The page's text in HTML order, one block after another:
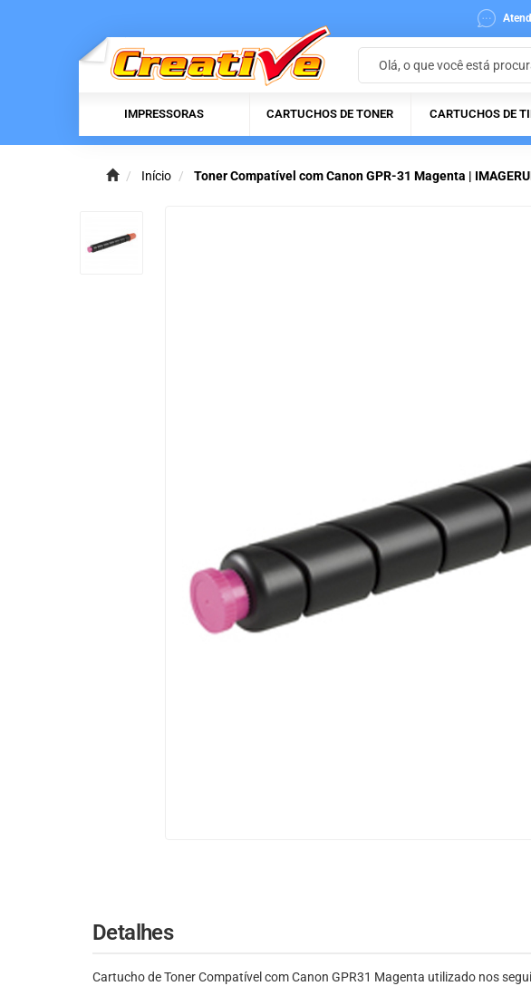
IMPRESSORAS CARTUCHOS DE TONER CARTUCHOS DE
Início Toner Compatível com Canon GPR-31 Magenta |
Detalhes
Cartucho de Toner Compatível com Canon GPR31 Magenta utilizado nos